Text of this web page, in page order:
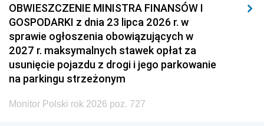
OBWIESZCZENIE MINISTRA FINANSÓW I
GOSPODARKI z dnia 23 lipca 2026 r. w
sprawie ogłoszenia obowiązujących w
2027 r. maksymalnych stawek opłat za
usunięcie pojazdu z drogi i jego parkowanie
na parkingu strzeżonym
Monitor Polski rok 2026 poz. 727